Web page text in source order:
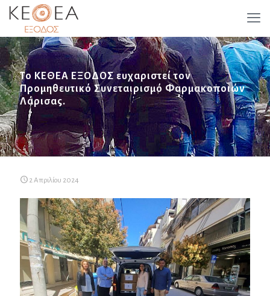
Το ΚΕΘΕΑ ΕΞΟΔΟΣ ευχαριστεί τον
Προμηθευτικό Συνεταιρισμό Φαρμακοποιών
Λάρισας.
2 Απριλίου 2024